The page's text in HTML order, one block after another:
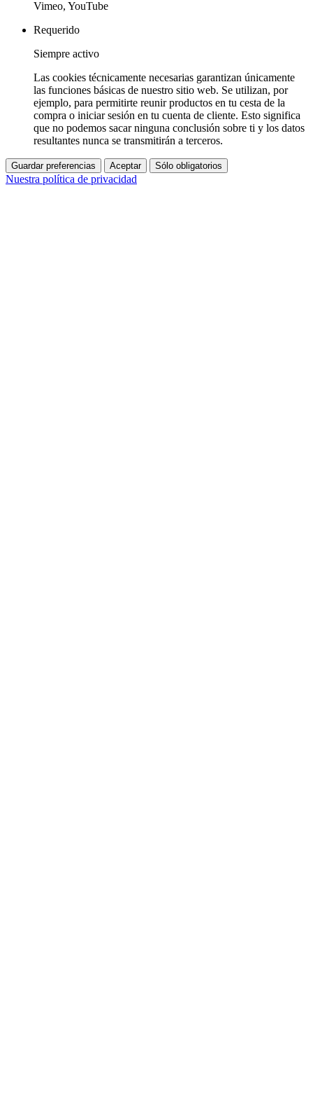
Vimeo, YouTube
Requerido
Siempre activo
Las cookies técnicamente necesarias garantizan únicamente
las funciones básicas de nuestro sitio web. Se utilizan, por
ejemplo, para permitirte reunir productos en tu cesta de la
compra o iniciar sesión en tu cuenta de cliente. Esto significa
que no podemos sacar ninguna conclusión sobre ti y los datos
resultantes nunca se transmitirán a terceros.
Guardar preferencias Aceptar Sólo obligatorios
Nuestra política de privacidad